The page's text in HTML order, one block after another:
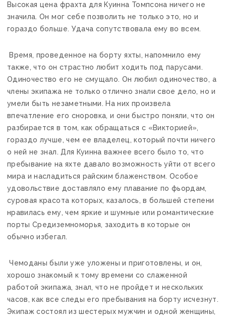
Высокая цена фрахта для Куинна Томпсона ничего не
значила. Он мог себе позволить не только это, но и
гораздо больше. Удача сопутствовала ему во всем.
Время, проведенное на борту яхты, напомнило ему
также, что он страстно любит ходить под парусами.
Одиночество его не смущало. Он любил одиночество, а
члены экипажа не только отлично знали свое дело, но и
умели быть незаметными. На них произвела
впечатление его сноровка, и они быстро поняли, что он
разбирается в том, как обращаться с «Викторией»,
гораздо лучше, чем ее владелец, который почти ничего
о ней не знал. Для Куинна важнее всего было то, что
пребывание на яхте давало возможность уйти от всего
мира и насладиться райским блаженством. Особое
удовольствие доставляло ему плавание по фьордам,
суровая красота которых, казалось, в большей степени
нравилась ему, чем яркие и шумные или романтические
порты Средиземноморья, заходить в которые он
обычно избегал.
Чемоданы были уже уложены и приготовлены, и он,
хорошо знакомый к тому времени со слаженной
работой экипажа, знал, что не пройдет и нескольких
часов, как все следы его пребывания на борту исчезнут.
Экипаж состоял из шестерых мужчин и одной женщины,